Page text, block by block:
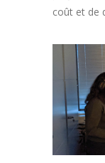
coût et de